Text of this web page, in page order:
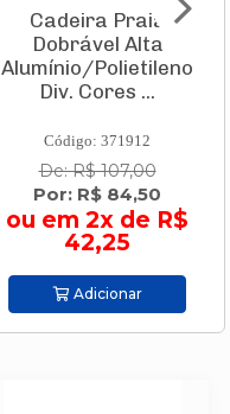
Cadeira Praia
Dobrável Alta
Alumínio/Polietileno
Div. Cores ...
Código: 371912
De: R$ 107,00
Por: R$ 84,50
ou em 2x de R$
42,25
Adicionar